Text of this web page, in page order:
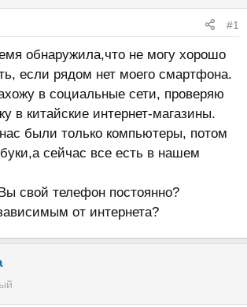
#1
обнаружила,что не могу хорошо
если рядом нет моего смартфона.
в социальные сети, проверяю
в китайские интернет-магазины.
были только компьютеры, потом
сейчас все есть в нашем
свой телефон постоянно?
от интернета?